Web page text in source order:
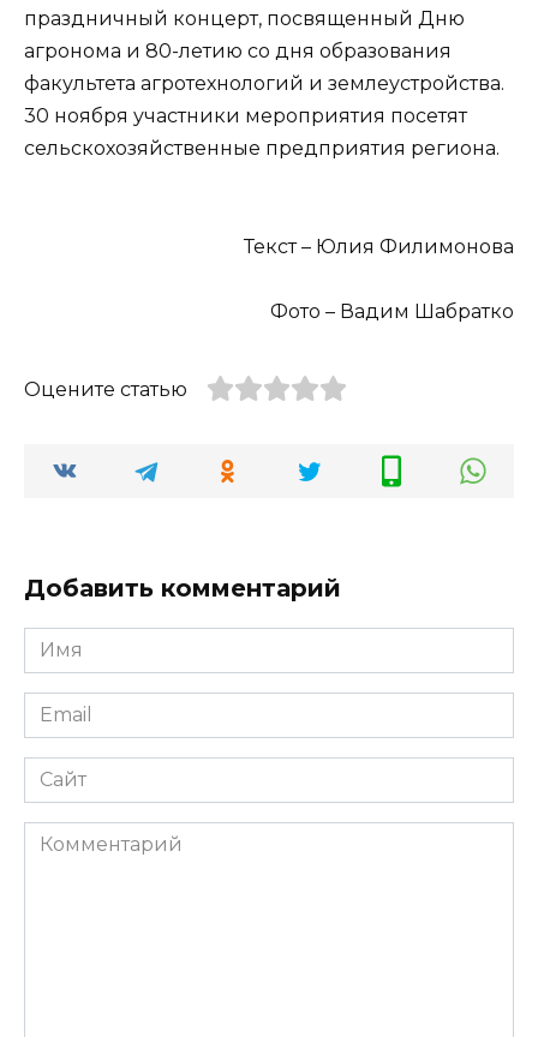
праздничный концерт, посвященный Дню
агронома и 80-летию со дня образования
факультета агротехнологий и землеустройства.
30 ноября участники мероприятия посетят
сельскохозяйственные предприятия региона.
Текст – Юлия Филимонова
Фото – Вадим Шабратко
Оцените статью
Добавить комментарий
Имя
*
Email
*
Сайт
Комментарий